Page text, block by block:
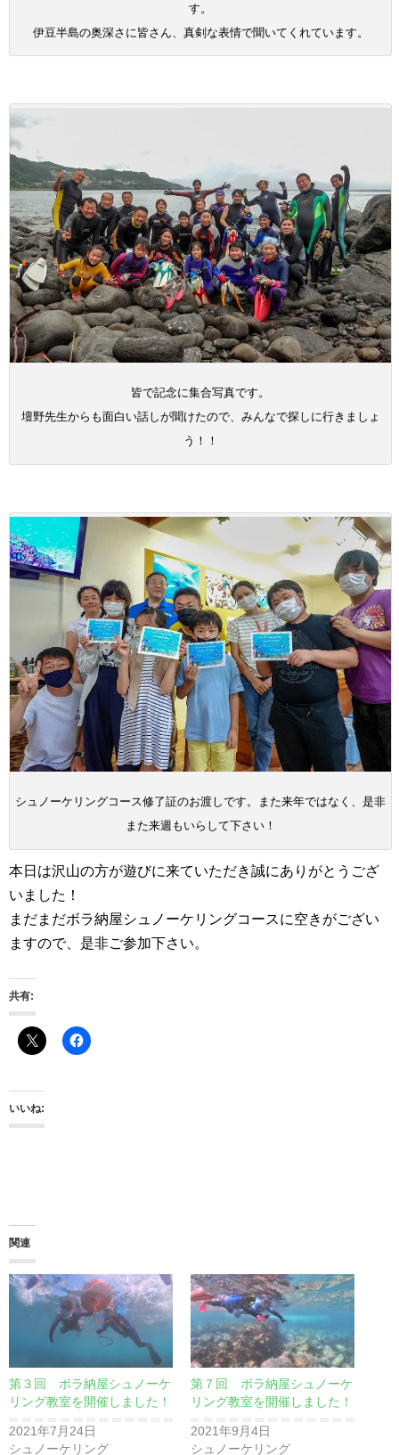
す。
伊豆半島の奥深さに皆さん、真剣な表情で聞いてくれています。
皆で記念に集合写真です。
壇野先生からも面白い話しが聞けたので、みんなで探しに行きましょ
う！！
シュノーケリングコース修了証のお渡しです。また来年ではなく、是非
また来週もいらして下さい！
本日は沢山の方が遊びに来ていただき誠にありがとうござ
いました！
まだまだボラ納屋シュノーケリングコースに空きがござい
ますので、是非ご参加下さい。
共有:
いいね:
関連
第３回 ボラ納屋シュノーケ
リング教室を開催しました！
2021年7月24日
シュノーケリング
第７回 ボラ納屋シュノーケ
リング教室を開催しました！
2021年9月4日
シュノーケリング